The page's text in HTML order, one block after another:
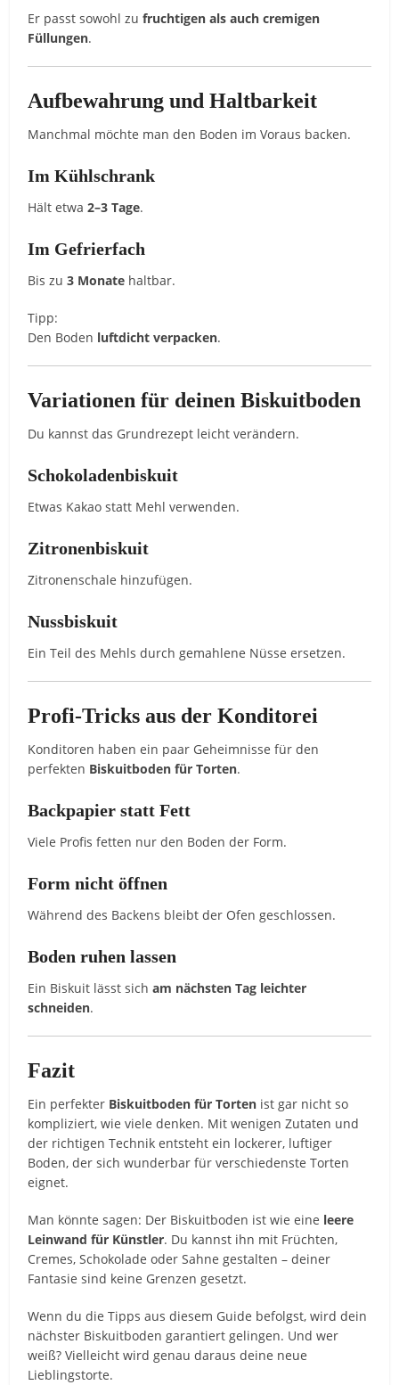
Er passt sowohl zufruchtigen als auch cremigen
Füllungen.
Aufbewahrung und Haltbarkeit
Manchmal möchte man den Boden im Voraus backen.
Im Kühlschrank
Hält etwa2–3 Tage.
Im Gefrierfach
Bis zu3 Monate haltbar.
Tipp:
Den Boden luftdicht verpacken.
Variationen für deinen Biskuitboden
Du kannst das Grundrezept leicht verändern.
Schokoladenbiskuit
Etwas Kakao statt Mehl verwenden.
Zitronenbiskuit
Zitronenschale hinzufügen.
Nussbiskuit
Ein Teil des Mehls durch gemahlene Nüsse ersetzen.
Profi-Tricks aus der Konditorei
Konditoren haben ein paar Geheimnisse für den
perfekten Biskuitboden für Torten.
Backpapier statt Fett
Viele Profis fetten nur den Boden der Form.
Form nicht öffnen
Während des Backens bleibt der Ofen geschlossen.
Boden ruhen lassen
Ein Biskuit lässt sicham nächsten Tag leichter
schneiden.
Fazit
Ein perfekter Biskuitboden für Torten ist gar nicht so
kompliziert, wie viele denken. Mit wenigen Zutaten und
der richtigen Technik entsteht ein lockerer, luftiger
Boden, der sich wunderbar für verschiedenste Torten
eignet.
Man könnte sagen: Der Biskuitboden ist wie eine leere
Leinwand für Künstler. Du kannst ihn mit Früchten,
Cremes, Schokolade oder Sahne gestalten – deiner
Fantasie sind keine Grenzen gesetzt.
Wenn du die Tipps aus diesem Guide befolgst, wird dein
nächster Biskuitboden garantiert gelingen. Und wer
weiß? Vielleicht wird genau daraus deine neue
Lieblingstorte.